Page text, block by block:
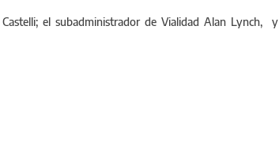
el subadministrador de Vialidad Alan Lynch, y